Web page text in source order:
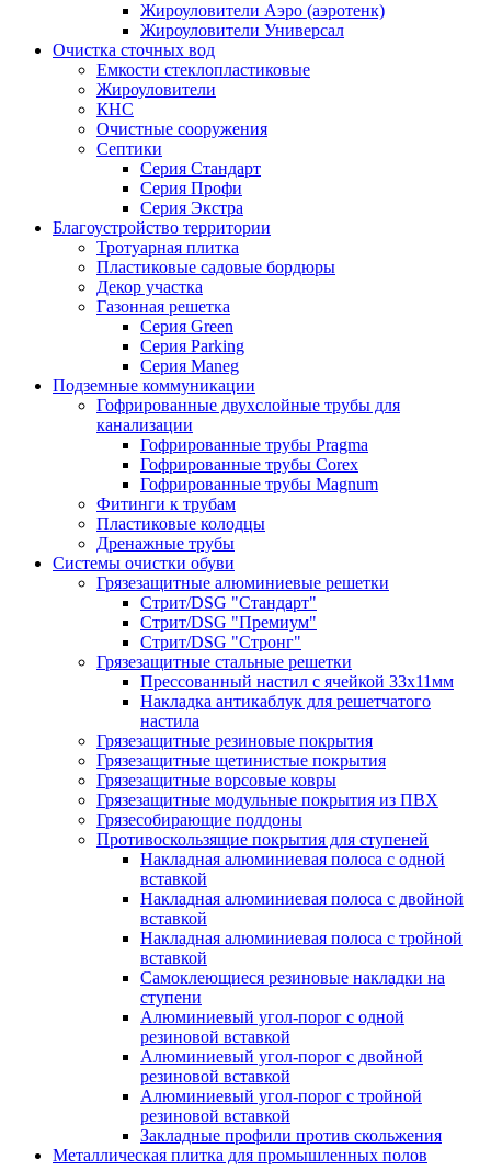
Жироуловители Аэро (аэротенк)
Жироуловители Универсал
Очистка сточных вод
Емкости стеклопластиковые
Жироуловители
КНС
Очистные сооружения
Септики
Серия Стандарт
Серия Профи
Серия Экстра
Благоустройство территории
Тротуарная плитка
Пластиковые садовые бордюры
Декор участка
Газонная решетка
Серия Green
Серия Parking
Серия Maneg
Подземные коммуникации
Гофрированные двухслойные трубы для
канализации
Гофрированные трубы Pragma
Гофрированные трубы Corex
Гофрированные трубы Magnum
Фитинги к трубам
Пластиковые колодцы
Дренажные трубы
Системы очистки обуви
Грязезащитные алюминиевые решетки
Стрит/DSG "Стандарт"
Стрит/DSG "Премиум"
Стрит/DSG "Стронг"
Грязезащитные стальные решетки
Прессованный настил с ячейкой 33х11мм
Накладка антикаблук для решетчатого
настила
Грязезащитные резиновые покрытия
Грязезащитные щетинистые покрытия
Грязезащитные ворсовые ковры
Грязезащитные модульные покрытия из ПВХ
Грязесобирающие поддоны
Противоскользящие покрытия для ступеней
Накладная алюминиевая полоса с одной
вставкой
Накладная алюминиевая полоса с двойной
вставкой
Накладная алюминиевая полоса с тройной
вставкой
Самоклеющиеся резиновые накладки на
ступени
Алюминиевый угол-порог с одной
резиновой вставкой
Алюминиевый угол-порог с двойной
резиновой вставкой
Алюминиевый угол-порог с тройной
резиновой вставкой
Закладные профили против скольжения
Металлическая плитка для промышленных полов